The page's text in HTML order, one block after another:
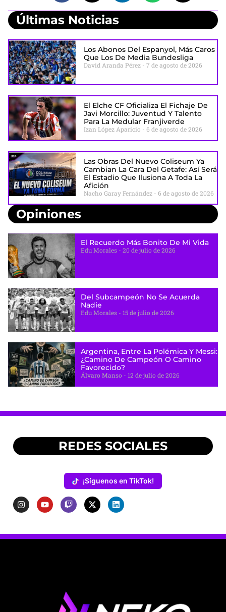
Últimas Noticias
Los Abonos Del Espanyol, Más Caros
Que Los De Media Bundesliga
David Aranda Pérez 7 de agosto de 2026
El Elche CF Oficializa El Fichaje De
Javi Morcillo: Juventud Y Talento
Para La Medular Franjiverde
Izan López Aparicio 6 de agosto de 2026
Las Obras Del Nuevo Coliseum Ya
Cambian La Cara Del Getafe: Así Será
El Estadio Que Ilusiona A Toda La
Afición
Nacho Garay Fernández 6 de agosto de 2026
Opiniones
El Recuerdo Más Bonito De Mi Vida
Edu Morales 20 de julio de 2026
Del Subcampeón No Se Acuerda
Nadie
Edu Morales 15 de julio de 2026
Argentina, Entre La Polémica Y Messi:
¿camino De Campeón O Camino
Favorecido?
Álvaro Manso 12 de julio de 2026
REDES SOCIALES
¡Síguenos en TikTok!